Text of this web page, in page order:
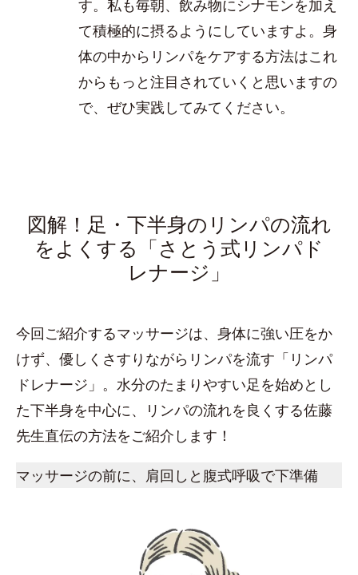
す。私も毎朝、飲み物にシナモンを加え
て積極的に摂るようにしていますよ。身
体の中からリンパをケアする方法はこれ
からもっと注目されていくと思いますの
で、ぜひ実践してみてください。
図解！足・下半身のリンパの流れ
をよくする「さとう式リンパド
レナージ」
今回ご紹介するマッサージは、身体に強い圧をか
けず、優しくさすりながらリンパを流す「リンパ
ドレナージ」。水分のたまりやすい足を始めとし
た下半身を中心に、リンパの流れを良くする佐藤
先生直伝の方法をご紹介します！
マッサージの前に、肩回しと腹式呼吸で下準備